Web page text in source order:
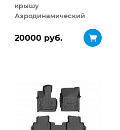
крышу
Аэродинамический
20000 руб.